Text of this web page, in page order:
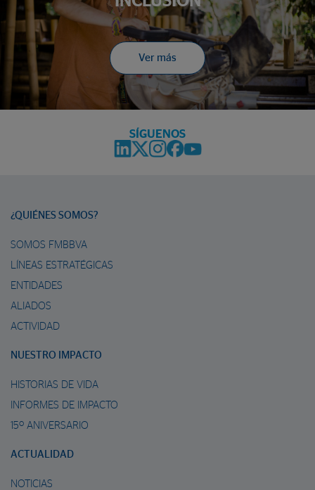
Ver más
SÍGUENOS
¿QUIÉNES SOMOS?
SOMOS FMBBVA
LÍNEAS ESTRATÉGICAS
ENTIDADES
ALIADOS
ACTIVIDAD
NUESTRO IMPACTO
HISTORIAS DE VIDA
INFORMES DE IMPACTO
15º ANIVERSARIO
ACTUALIDAD
NOTICIAS